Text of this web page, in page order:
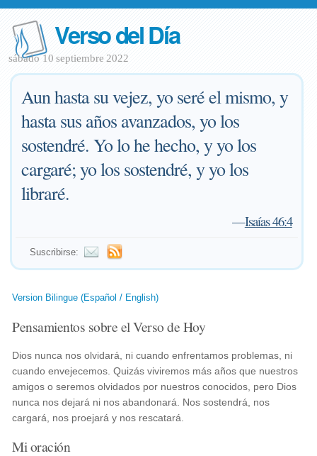
Verso del Día
sábado 10 septiembre 2022
Aun hasta su vejez, yo seré el mismo, y
hasta sus años avanzados, yo los
sostendré. Yo lo he hecho, y yo los
cargaré; yo los sostendré, y yo los
libraré.
—Isaías 46:4
Suscribirse:
Version Bilingue (Español / English)
Pensamientos sobre el Verso de Hoy
Dios nunca nos olvidará, ni cuando enfrentamos problemas, ni
cuando envejecemos. Quizás viviremos más años que nuestros
amigos o seremos olvidados por nuestros conocidos, pero Dios
nunca nos dejará ni nos abandonará. Nos sostendrá, nos
cargará, nos proejará y nos rescatará.
Mi oración